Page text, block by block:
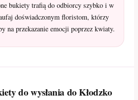
bukiety trafią do odbiorcy szybko i w
doświadczonym floristom, którzy
na przekazanie emocji poprzez kwiaty.
do wysłania do Kłodzko